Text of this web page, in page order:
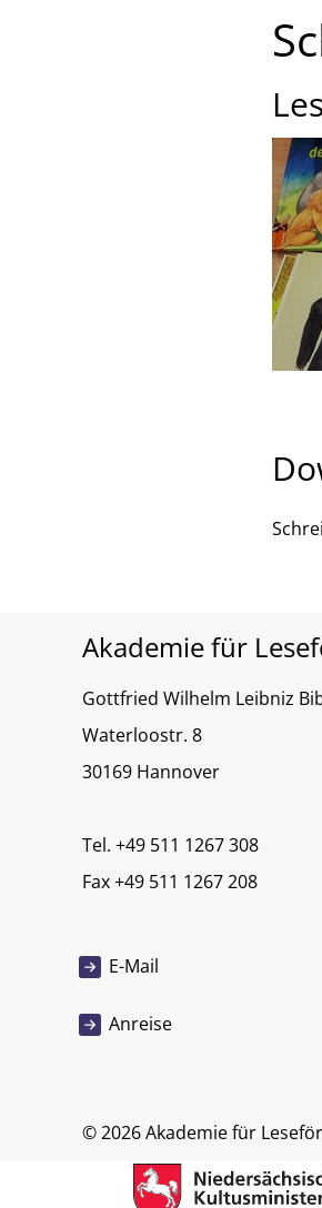
Akademie für
Gottfried Wilhelm Leibniz
Waterloostr. 8
30169 Hannover
Tel. +49 511 1267 308
Fax +49 511 1267 208
E-Mail
Anreise
© 2026 Akademie für